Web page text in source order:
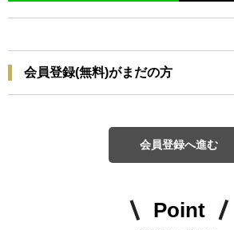
会員登録(無料)がまだの方
会員登録へ進む
Point